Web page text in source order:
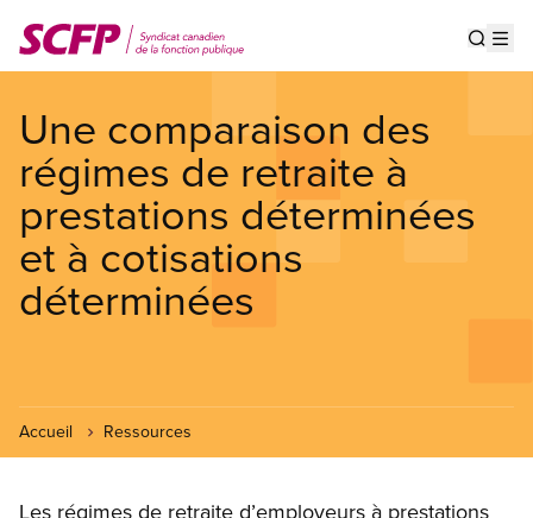
au
contenu
Une comparaison des
régimes de retraite à
prestations déterminées
et à cotisations
déterminées
Accueil Ressources
Les régimes de retraite d’employeurs à prestations